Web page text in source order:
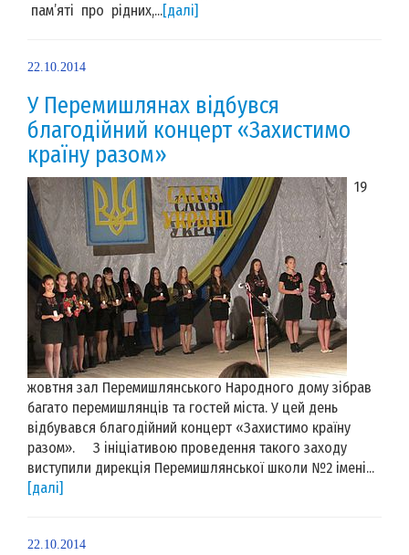
пам’яті про рідних,...[далі]
22.10.2014
У Перемишлянах відбувся
благодійний концерт «Захистимо
країну разом»
19
жовтня зал Перемишлянського Народного дому зібрав
багато перемишлянців та гостей міста. У цей день
відбувався благодійний концерт «Захистимо країну
разом». З ініціативою проведення такого заходу
виступили дирекція Перемишлянської школи №2 імені...
[далі]
22.10.2014